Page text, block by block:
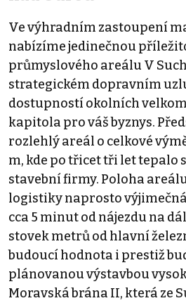
Ve výhradním zastoupení
nabízíme jedinečnou
průmyslového areálu V
strategickém dopravním
dostupností okolních
kapitola pro váš byznys.
rozlehlý areál o celkové
m, kde po třicet tři let tepalo
stavební firmy. Poloha
logistiky naprosto
cca 5 minut od nájezdu na
stovek metrů od hlavní
budoucí hodnota i prestiž
plánovanou výstavbou
Moravská brána II, která ze